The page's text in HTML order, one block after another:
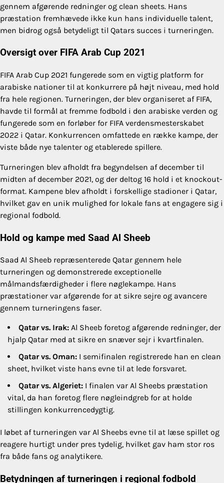
gennem afgørende redninger og clean sheets. Hans
præstation fremhævede ikke kun hans individuelle talent,
men bidrog også betydeligt til Qatars succes i turneringen.
Oversigt over FIFA Arab Cup 2021
FIFA Arab Cup 2021 fungerede som en vigtig platform for
arabiske nationer til at konkurrere på højt niveau, med hold
fra hele regionen. Turneringen, der blev organiseret af FIFA,
havde til formål at fremme fodbold i den arabiske verden og
fungerede som en forløber for FIFA verdensmesterskabet
2022 i Qatar. Konkurrencen omfattede en række kampe, der
viste både nye talenter og etablerede spillere.
Turneringen blev afholdt fra begyndelsen af december til
midten af december 2021, og der deltog 16 hold i et knockout-
format. Kampene blev afholdt i forskellige stadioner i Qatar,
hvilket gav en unik mulighed for lokale fans at engagere sig i
regional fodbold.
Hold og kampe med Saad Al Sheeb
Saad Al Sheeb repræsenterede Qatar gennem hele
turneringen og demonstrerede exceptionelle
målmandsfærdigheder i flere nøglekampe. Hans
præstationer var afgørende for at sikre sejre og avancere
gennem turneringens faser.
Qatar vs. Irak: Al Sheeb foretog afgørende redninger, der
hjalp Qatar med at sikre en snæver sejr i kvartfinalen.
Qatar vs. Oman: I semifinalen registrerede han en clean
sheet, hvilket viste hans evne til at lede forsvaret.
Qatar vs. Algeriet: I finalen var Al Sheebs præstation
vital, da han foretog flere nøgleindgreb for at holde
stillingen konkurrencedygtig.
I løbet af turneringen var Al Sheebs evne til at læse spillet og
reagere hurtigt under pres tydelig, hvilket gav ham stor ros
fra både fans og analytikere.
Betydningen af turneringen i regional fodbold